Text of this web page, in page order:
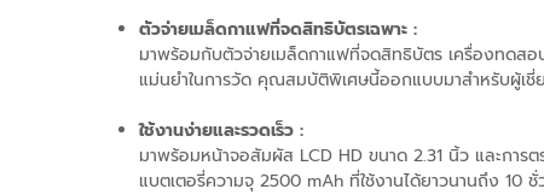
ตัวจ่ายเมล็ดกาแฟที่จดสิทธิบัตรเฉพาะ :
มาพร้อมกับตัวจ่ายเมล็ดกาแฟที่จดสิทธิบัตร เครื่องทดส
แม่นยำในการวัด คุณสมบัติพิเศษนี้ออกแบบมาสำหรับผู้เ
ใช้งานง่ายและรวดเร็ว :
มาพร้อมหน้าจอสัมผัส LCD HD ขนาด 2.31 นิ้ว และกา
แบตเตอรี่ความจุ 2500 mAh ที่ใช้งานได้ยาวนานถึง 10